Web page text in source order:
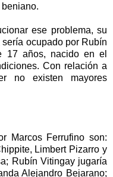
ese problema, su
ocupado por Rubín
17 años, nacido en el
Con relación a
no existen mayores
Marcos Ferrufino son:
Limbert Pizarro y
Rubín Vitingay jugaría
Alejandro Bejarano;